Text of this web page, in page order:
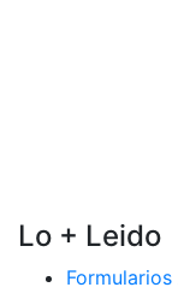
Lo + Leido